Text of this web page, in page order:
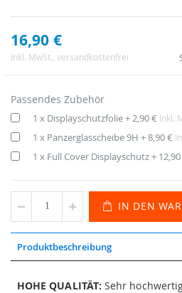
16,90 €
Inkl. MwSt. , versandkostenfrei
Passendes Zubehör
1 x Displayschutzfolie+ 2,90 € Inkl.
1 x Panzerglasscheibe 9H +8,90 €
1 x Full Cover Displayschutz+
IN DEN
Produktbeschreibung
HOHE QUALITÄT: Sehr